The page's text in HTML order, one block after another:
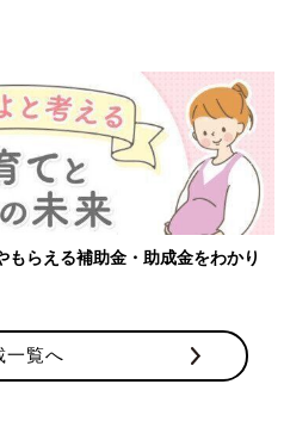
婦の感染症対策、知っておいて！
一覧へ